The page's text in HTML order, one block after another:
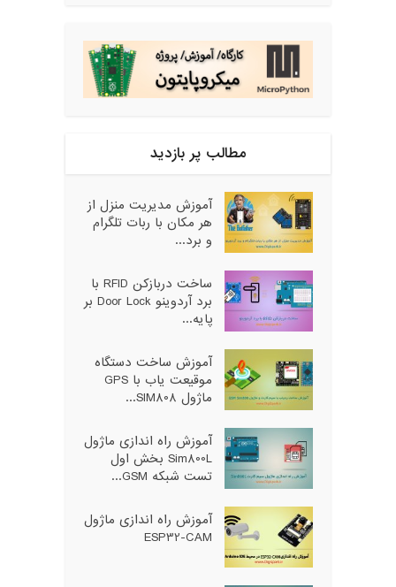
مطالب پر بازدید
آموزش مدیریت منزل از
هر مکان با ربات تلگرام
و برد...
ساخت دربازکن RFID با
برد آردوینو Door Lock بر
پایه...
آموزش ساخت دستگاه
موقیعت یاب با GPS
ماژول SIM808...
آموزش راه اندازی ماژول
Sim800L بخش اول
تست شبکه GSM...
آموزش راه اندازی ماژول
ESP32-CAM